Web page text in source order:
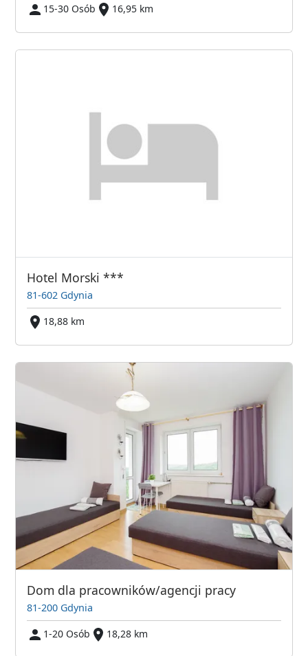
15-30 Osób 16,95 km
Hotel Morski ***
81-602 Gdynia
18,88 km
Dom dla pracowników/agencji pracy
81-200 Gdynia
1-20 Osób
18,28 km